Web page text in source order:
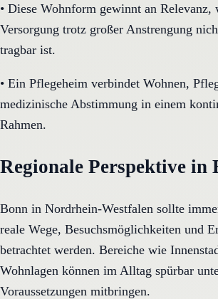
• Diese Wohnform gewinnt an Relevanz,
Versorgung trotz großer Anstrengung
tragbar ist.
• Ein Pflegeheim verbindet Wohnen,
medizinische Abstimmung in einem
Rahmen.
Regionale Perspektive in
Bonn in Nordrhein-Westfalen sollte
reale Wege, Besuchsmöglichkeiten und
betrachtet werden. Bereiche wie
Wohnlagen können im Alltag spürbar
Voraussetzungen mitbringen.